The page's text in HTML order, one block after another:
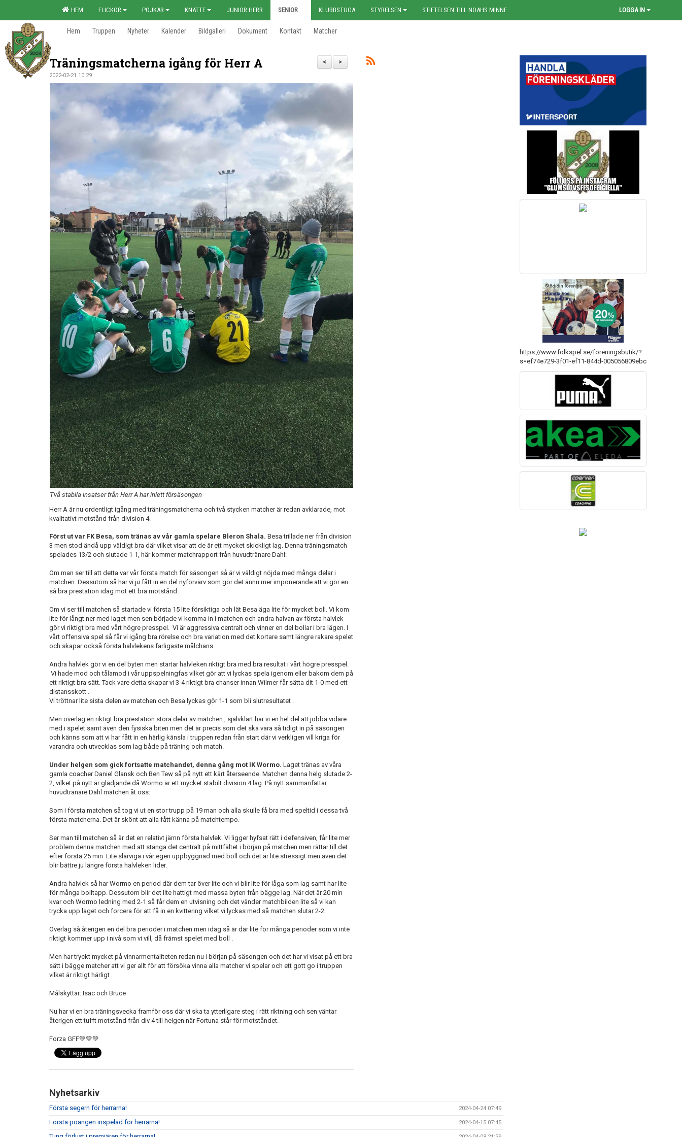
HEM FLICKOR POJKAR KNATTE JUNIOR HERR SENIOR KLUBBSTUGA STYRELSEN STIFTELSEN TILL NOAHS MINNE LOGGA IN
Hem Truppen Nyheter Kalender Bildgalleri Dokument Kontakt Matcher
>
<
Träningsmatcherna igång för Herr A
2022-02-21 10:29
Två stabila insatser från Herr A har inlett försäsongen
Herr A är nu ordentligt igång med träningsmatcherna och två stycken matcher är redan avklarade, mot
kvalitativt motstånd från division 4.
Först ut var FK Besa, som tränas av vår gamla spelare Bleron Shala. Besa trillade ner från division
3 men stod ändå upp väldigt bra där vilket visar att de är ett mycket skickligt lag. Denna träningsmatch
spelades 13/2 och slutade 1-1, här kommer matchrapport från huvudtränare Dahl:
Om man ser till att detta var vår första match för säsongen så är vi väldigt nöjda med många delar i
matchen. Dessutom så har vi ju fått in en del nyförvärv som gör det ännu mer imponerande att vi gör en
så bra prestation idag mot ett bra motstånd.
Om vi ser till matchen så startade vi första 15 lite försiktiga och lät Besa äga lite för mycket boll. Vi kom
lite för långt ner med laget men sen började vi komma in i matchen och andra halvan av första halvlek
gör vi riktigt bra med vårt högre presspel. Vi är aggressiva centralt och vinner en del bollar i bra lägen. I
vårt offensiva spel så får vi igång bra rörelse och bra variation med det kortare samt längre rakare spelet
och skapar också första halvlekens farligaste målchans.
Andra halvlek gör vi en del byten men startar halvleken riktigt bra med bra resultat i vårt högre presspel.
Vi hade mod och tålamod i vår uppspelningfas vilket gör att vi lyckas spela igenom eller bakom dem på
ett riktigt bra sätt. Tack vare detta skapar vi 3-4 riktigt bra chanser innan Wilmer får sätta dit 1-0 med ett
distansskott .
Vi tröttnar lite sista delen av matchen och Besa lyckas gör 1-1 som bli slutresultatet .
Men överlag en riktigt bra prestation stora delar av matchen , självklart har vi en hel del att jobba vidare
med i spelet samt även den fysiska biten men det är precis som det ska vara så tidigt in på säsongen
och känns som att vi har fått in en härlig känsla i truppen redan från start där vi verkligen vill kriga för
varandra och utvecklas som lag både på träning och match.
Under helgen som gick fortsatte matchandet, denna gång mot IK Wormo. Laget tränas av våra
gamla coacher Daniel Glansk och Ben Tew så på nytt ett kärt återseende. Matchen denna helg slutade 2-
2, vilket på nytt är glädjande då Wormo är ett mycket stabilt division 4 lag. På nytt sammanfattar
huvudtränare Dahl matchen åt oss:
Som i första matchen så tog vi ut en stor trupp på 19 man och alla skulle få bra med speltid i dessa två
första matcherna. Det är skönt att alla fått känna på matchtempo.
Ser man till matchen så är det en relativt jämn första halvlek. Vi ligger hyfsat rätt i defensiven, får lite mer
problem denna matchen med att stänga det centralt på mittfältet i början på matchen men rättar till det
efter första 25 min. Lite slarviga i vår egen uppbyggnad med boll och det är lite stressigt men även det
blir bättre ju längre första halvleken lider.
Andra halvlek så har Wormo en period där dem tar över lite och vi blir lite för låga som lag samt har lite
för många bolltapp. Dessutom blir det lite hattigt med massa byten från bägge lag. När det är 20 min
kvar och Wormo ledning med 2-1 så får dem en utvisning och det vänder matchbilden lite så vi kan
trycka upp laget och forcera för att få in en kvittering vilket vi lyckas med så matchen slutar 2-2.
Överlag så återigen en del bra perioder i matchen men idag så är där lite för många perioder som vi inte
riktigt kommer upp i nivå som vi vill, då främst spelet med boll .
Men har tryckt mycket på vinnarmentaliteten redan nu i början på säsongen och det har vi visat på ett bra
sätt i bägge matcher att vi ger allt för att försöka vinna alla matcher vi spelar och ett gott go i truppen
vilket är riktigt härligt .
Målskyttar: Isac och Bruce
Nu har vi en bra träningsvecka framför oss där vi ska ta ytterligare steg i rätt riktning och sen väntar
återigen ett tufft motstånd från div 4 till helgen när Fortuna står för motståndet.
Forza GFF💚💚💚
Nyhetsarkiv
Första segern för herrarna! 2024-04-24 07:49
Första poängen inspelad för herrarna! 2024-04-15 07:45
https://www.folkspel.se/foreningsbutik/?
s=ef74e729-3f01-ef11-844d-005056809ebc